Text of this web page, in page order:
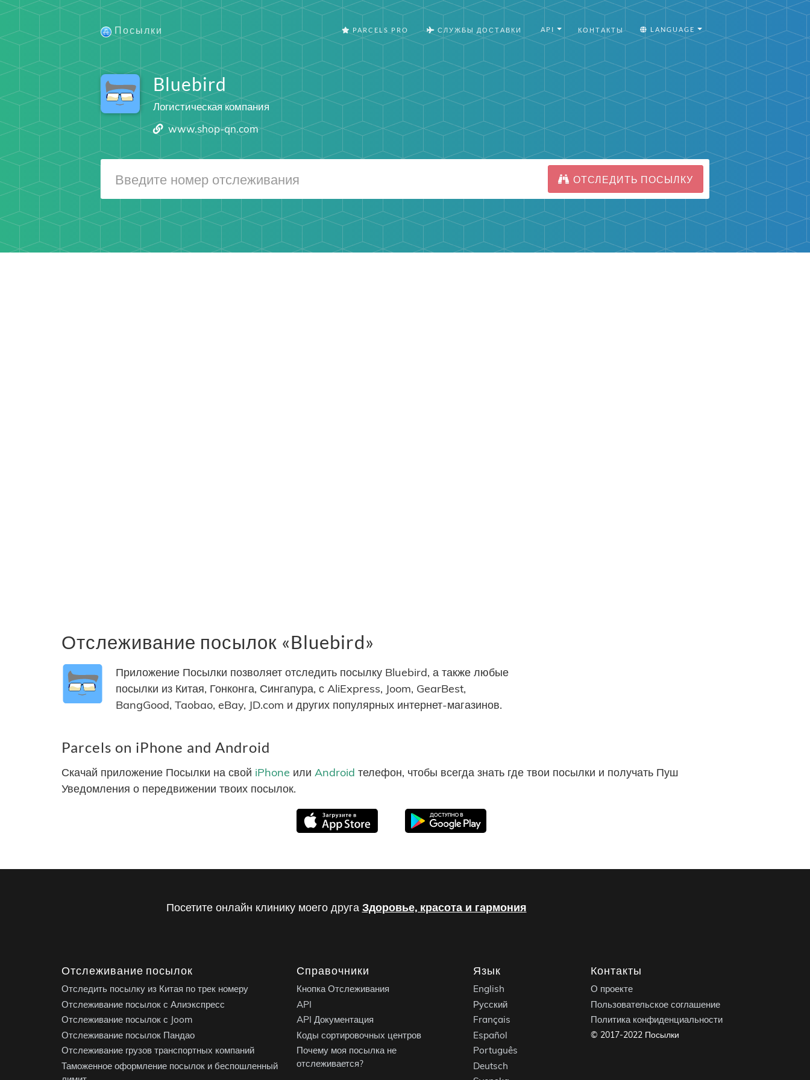
Посылки PARCELS PRO СЛУЖБЫ ДОСТАВКИ API КОНТАКТЫ LANGUAGE
Bluebird
Логистическая компания
www.shop-qn.com
ОТСЛЕДИТЬ ПОСЫЛКУ
Отслеживание посылок «Bluebird»
Приложение Посылки позволяет отследить посылку Bluebird, а также любые
посылки из Китая, Гонконга, Сингапура, с AliExpress, Joom, GearBest,
BangGood, Taobao, eBay, JD.com и других популярных интернет-магазинов.
Parcels on iPhone and Android
Скачай приложение Посылки на свой iPhone или Android телефон, чтобы всегда знать где твои посылки и получать Пуш
Уведомления о передвижении твоих посылок.
Посетите онлайн клинику моего друга Здоровье, красота и гармония
Отслеживание посылок
Отследить посылку из Китая по трек номеру
Отслеживание посылок с Алиэкспресс
Отслеживание посылок с Joom
Отслеживание посылок Пандао
Отслеживание грузов транспортных компаний
Таможенное оформление посылок и беспошленный
Справочники
Кнопка Отслеживания
API
API Документация
Коды сортировочных центров
Почему моя посылка не
отслеживается?
Язык
English
Русский
Français
Español
Português
Deutsch
Контакты
О проекте
Пользовательское соглашение
Политика конфиденциальности
© 2017-2022 Посылки